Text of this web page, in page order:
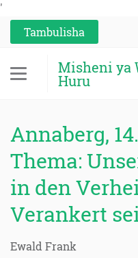
'
Tambulisha
Misheni ya
Huru
Annaberg,
Thema:
in den
Verankert
Ewald Frank